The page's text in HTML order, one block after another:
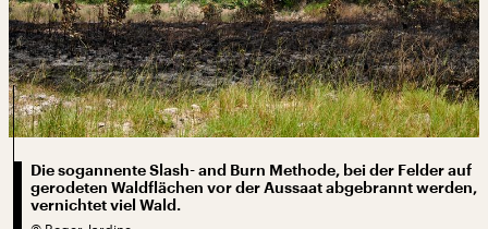
Die sogannente Slash- and Burn Methode, bei der Felder auf
gerodeten Waldflächen vor der Aussaat abgebrannt werden,
vernichtet viel Wald.